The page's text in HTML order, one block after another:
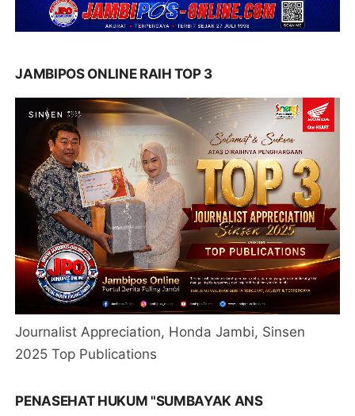
JAMBIPOS ONLINE RAIH TOP 3
Journalist Appreciation, Honda Jambi, Sinsen
2025 Top Publications
PENASEHAT HUKUM "SUMBAYAK ANS